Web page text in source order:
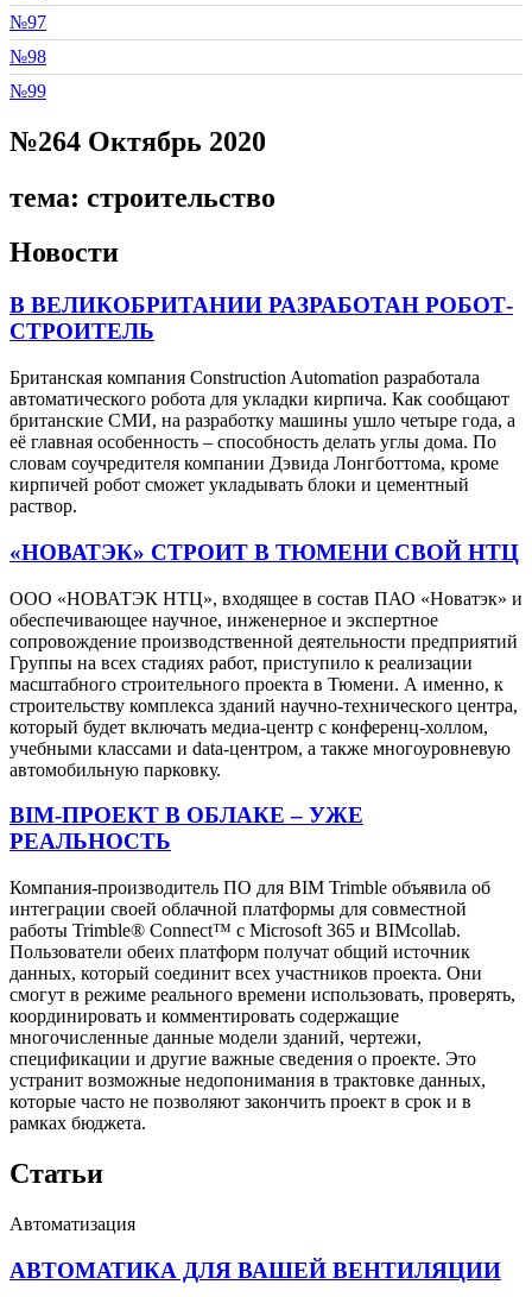
№97
№98
№99
№264 Октябрь 2020
тема: строительство
Новости
В ВЕЛИКОБРИТАНИИ РАЗРАБОТАН РОБОТ-
СТРОИТЕЛЬ
Британская компания Construction Automation разработала
автоматического робота для укладки кирпича. Как сообщают
британские СМИ, на разработку машины ушло четыре года, а
её главная особенность – способность делать углы дома. По
словам соучредителя компании Дэвида Лонгботтома, кроме
кирпичей робот сможет укладывать блоки и цементный
раствор.
«НОВАТЭК» СТРОИТ В ТЮМЕНИ СВОЙ НТЦ
ООО «НОВАТЭК НТЦ», входящее в состав ПАО «Новатэк» и
обеспечивающее научное, инженерное и экспертное
сопровождение производственной деятельности предприятий
Группы на всех стадиях работ, приступило к реализации
масштабного строительного проекта в Тюмени. А именно, к
строительству комплекса зданий научно-технического центра,
который будет включать медиа-центр с конференц-холлом,
учебными классами и data-центром, а также многоуровневую
автомобильную парковку.
BIM-ПРОЕКТ В ОБЛАКЕ – УЖЕ
РЕАЛЬНОСТЬ
Компания-производитель ПО для BIM Trimble объявила об
интеграции своей облачной платформы для совместной
работы Trimble® Connect™ с Microsoft 365 и BIMcollab.
Пользователи обеих платформ получат общий источник
данных, который соединит всех участников проекта. Они
смогут в режиме реального времени использовать, проверять,
координировать и комментировать содержащие
многочисленные данные модели зданий, чертежи,
спецификации и другие важные сведения о проекте. Это
устранит возможные недопонимания в трактовке данных,
которые часто не позволяют закончить проект в срок и в
рамках бюджета.
Статьи
Автоматизация
АВТОМАТИКА ДЛЯ ВАШЕЙ ВЕНТИЛЯЦИИ